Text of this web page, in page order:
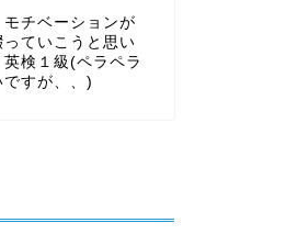
チベーションが
ていこうと思い
検１級(ペラペラ
すが、、)